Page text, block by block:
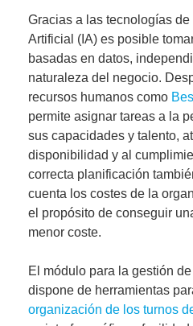
Gracias a las tecnologías
Artificial (IA) es posible
basadas en datos,
naturaleza del negocio.
recursos humanos como
permite asignar tareas a la
sus capacidades y talento,
disponibilidad y al
correcta planificación
cuenta los costes de la
el propósito de conseguir
menor coste.
El módulo para la gestión
dispone de herramientas
organización de los turnos